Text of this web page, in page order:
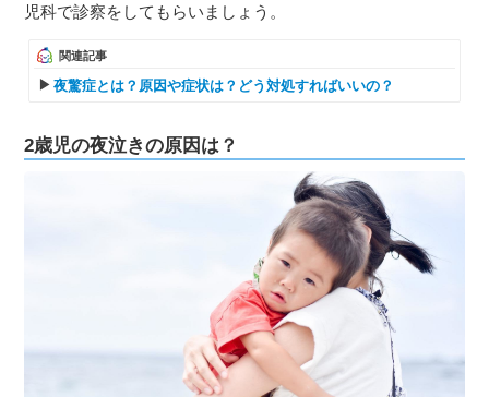
児科で診察をしてもらいましょう。
関連記事
夜驚症とは？原因や症状は？どう対処すればいいの？
2歳児の夜泣きの原因は？